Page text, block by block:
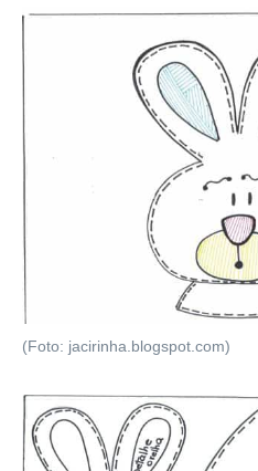
(Foto: jacirinha.blogspot.com)